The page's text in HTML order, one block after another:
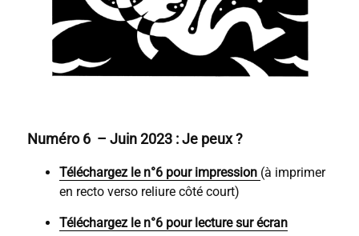
Numéro 6 – Juin 2023 : Je peux ?
Téléchargez le n°6 pour impression (à imprimer
en recto verso reliure côté court)
Téléchargez le n°6 pour lecture sur écran